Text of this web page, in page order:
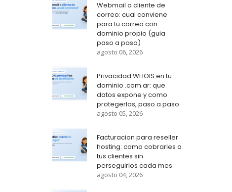
Webmail o cliente de
correo: cual conviene
para tu correo con
dominio propio (guia
paso a paso)
agosto 06, 2026
Privacidad WHOIS en tu
dominio .com.ar: que
datos expone y como
protegerlos, paso a paso
agosto 05, 2026
Facturacion para reseller
hosting: como cobrarles a
tus clientes sin
perseguirlos cada mes
agosto 04, 2026